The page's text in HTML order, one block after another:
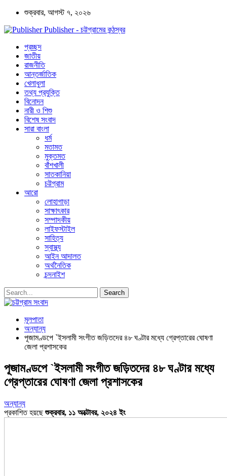
শুক্রবার, আগস্ট ৭, ২০২৬
Publisher - চট্টগ্রামের কন্ঠস্বর
প্রচ্ছদ
জাতীয়
রাজনীতি
আন্তর্জাতিক
খেলাধুলা
তথ্য প্রযুক্তি
বিনোদন
নারী ও শিশু
বিশেষ সংবাদ
সারা বাংলা
ধর্ম
মতামত
মুক্তমত
বাঁশখালী
সাতকানিয়া
চট্টগ্রাম
আরো
লোহাগাড়া
সাক্ষাৎকার
সম্পাদকীয়
লাইফস্টাইল
সাহিত্য
স্বাস্থ্য
আইন আদালত
অর্থনৈতিক
চন্দনাইশ
মূলপাতা
অন্যান্য
পূজামণ্ডপে `ইসলামী সংগীত জড়িতদের ৪৮ ঘণ্টার মধ্যে গ্রেপ্তারের ঘোষণা
জেলা প্রশাসকের
পূজামণ্ডপে `ইসলামী সংগীত জড়িতদের ৪৮ ঘণ্টার মধ্যে
গ্রেপ্তারের ঘোষণা জেলা প্রশাসকের
অন্যান্য
প্রকাশিত হয়ছেশুক্রবার, ১১ অক্টোবর, ২০২৪ ইং